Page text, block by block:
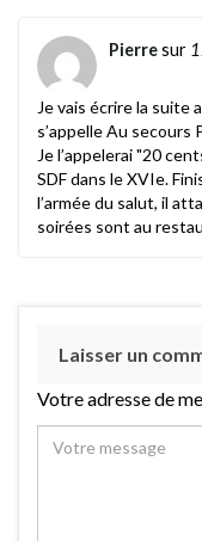
Pierresur
Je vais écrire la suite
s’appelle Au secours
Je l’appelerai "20
SDF dans le XVIe.
l’armée du salut, il
soirées sont au
Laisser un
Votre adresse de